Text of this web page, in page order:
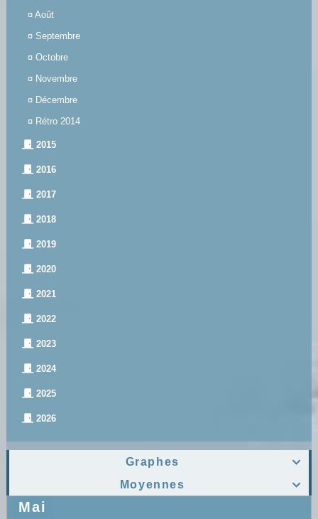
¤ Août
¤ Septembre
¤ Octobre
¤ Novembre
¤ Décembre
¤ Rétro 2014
2015
2016
2017
2018
2019
2020
2021
2022
2023
2024
2025
2026

Graphes

Moyennes
Mai